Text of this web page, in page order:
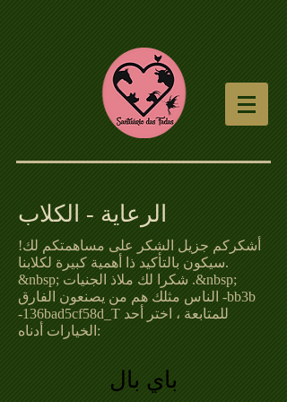
الرعاية - الكلاب
باي بال
أشكركم جزيل الشكر على مساهمتكم لك!
سيكون بالتأكيد ذا أهمية كبيرة لكلابنا.
&nbsp; شكرا لك ملاذ الجنيات .&nbsp;
الناس مثلك هم من يصنعون الفارق -bb3b
-136bad5cf58d_T للمتابعة ، اختر أحد
الخيارات أدناه: